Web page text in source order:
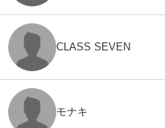
CLASS SEVEN
モナキ